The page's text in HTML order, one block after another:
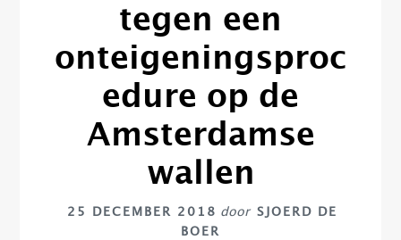
tegen een
onteigeningsproc
edure op de
Amsterdamse
wallen
25 DECEMBER 2018 door SJOERD DE
BOER